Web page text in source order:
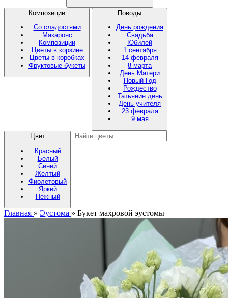
Композиции
Со сладостями
Макаронс
Композиции
Цветы в корзине
Цветы в коробках
Фруктовые букеты
Поводы
День рождения
Свадьба
Юбилей
1 сентября
14 февраля
8 марта
День Матери
Новый Год
Рождество
Татьянин день
День учителя
23 февраля
9 мая
Цвет
Красный
Белый
Синий
Желтый
Фиолетовый
Яркий
Нежный
Главная » Эустома » Букет махровой эустомы